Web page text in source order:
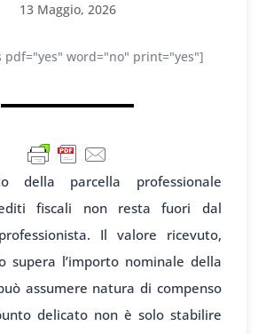
13 Maggio, 2026
pdf="yes" word="no" print="yes"]
della parcella professionale
fiscali non resta fuori dal
Il valore ricevuto,
supera l’importo nominale della
assumere natura di compenso
delicato non è solo stabilire